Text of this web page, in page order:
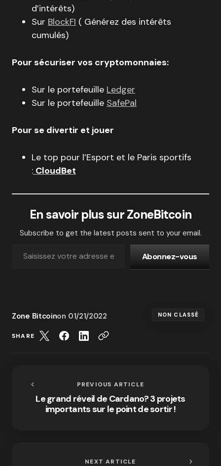
d’intérêts)
Sur BlockFI ( Générez des intérêts
cumulés)
Pour sécuriser vos cryptomonnaies:
Sur le portefeuille Ledger
Sur le portefeuille SafePal
Pour se divertir et jouer
Le top pour l’Esport et le Paris sportifs
: CloudBet
En savoir plus sur ZoneBitcoin
Subscribe to get the latest posts sent to your email.
Abonnez-vous
Zone Bitcoinon 01/21/2022 NON CLASSÉ
SHARE
PREVIOUS ARTICLE
Le grand réveil de Cardano? 3 projets
importants sur le point de sortir !
NEXT ARTICLE